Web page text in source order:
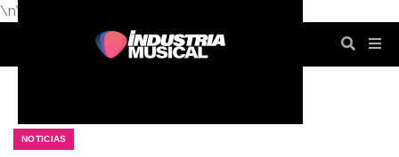
\n\n
NOTICIAS